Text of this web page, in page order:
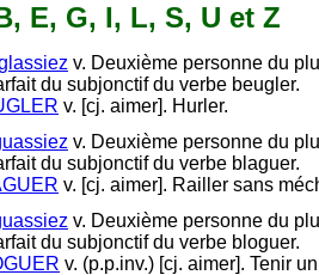
E, G, I, L, S, U et Z
v. Deuxième personne du
du subjonctif du verbe beugler.
v. [cj. aimer]. Hurler.
v. Deuxième personne du
du subjonctif du verbe blaguer.
v. [cj. aimer]. Railler sans
v. Deuxième personne du
du subjonctif du verbe bloguer.
v. (p.p.inv.) [cj. aimer]. Tenir